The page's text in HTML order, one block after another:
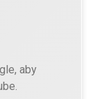
aby